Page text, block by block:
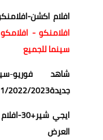
افلام اكشن-
افلامنكو- افلامكو
سينما للجميع
شاهد فوريو-
جديدة2021/2022/2023
ايجي شير+30
-
العرض